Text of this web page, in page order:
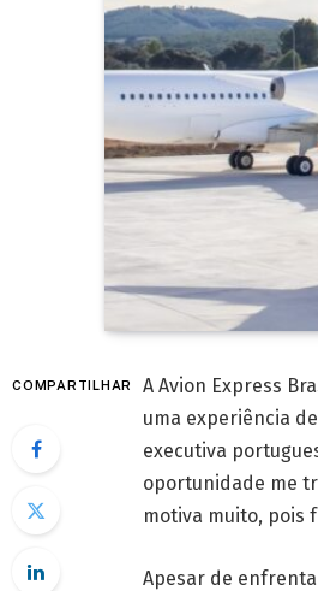
COMPARTILHAR
A Avion Express
uma experiência
executiva
oportunidade me
motiva muito, pois
Apesar de